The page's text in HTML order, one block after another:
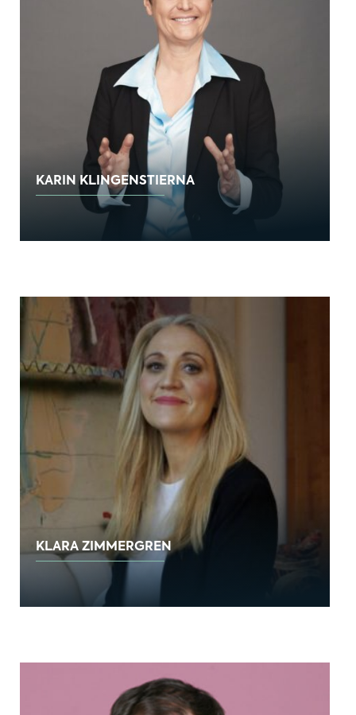
KARIN KLINGENSTIERNA
KLARA ZIMMERGREN